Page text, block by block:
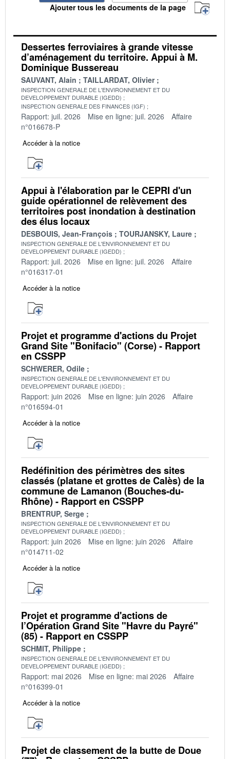
Ajouter tous les documents de la page
Dessertes ferroviaires à grande vitesse
d’aménagement du territoire. Appui à M.
Dominique Bussereau
SAUVANT, Alain TAILLARDAT, Olivier
INSPECTION GENERALE DE L'ENVIRONNEMENT ET DU
DEVELOPPEMENT DURABLE (IGEDD)
INSPECTION GENERALE DES FINANCES (IGF)
Rapport: juil. 2026 Mise en ligne: juil. 2026
Affaire
n°016678-P
Accéder à la notice
Appui à l'élaboration par le CEPRI d'un
guide opérationnel de relèvement des
territoires post inondation à destination
des élus locaux
DESBOUIS, Jean-François TOURJANSKY, Laure
INSPECTION GENERALE DE L'ENVIRONNEMENT ET DU
DEVELOPPEMENT DURABLE (IGEDD)
Rapport: juil. 2026 Mise en ligne: juil. 2026
Affaire
n°016317-01
Accéder à la notice
Projet et programme d'actions du Projet
Grand Site "Bonifacio" (Corse) - Rapport
en CSSPP
SCHWERER, Odile
INSPECTION GENERALE DE L'ENVIRONNEMENT ET DU
DEVELOPPEMENT DURABLE (IGEDD)
Rapport: juin 2026 Mise en ligne: juin 2026
Affaire
n°016594-01
Accéder à la notice
Redéfinition des périmètres des sites
classés (platane et grottes de Calès) de la
commune de Lamanon (Bouches-du-
Rhône) - Rapport en CSSPP
BRENTRUP, Serge
INSPECTION GENERALE DE L'ENVIRONNEMENT ET DU
DEVELOPPEMENT DURABLE (IGEDD)
Rapport: juin 2026 Mise en ligne: juin 2026
Affaire
n°014711-02
Accéder à la notice
Projet et programme d'actions de
l’Opération Grand Site "Havre du Payré"
(85) - Rapport en CSSPP
SCHMIT, Philippe
INSPECTION GENERALE DE L'ENVIRONNEMENT ET DU
DEVELOPPEMENT DURABLE (IGEDD)
Rapport: mai 2026 Mise en ligne: mai 2026
Affaire
n°016399-01
Accéder à la notice
Projet de classement de la butte de Doue